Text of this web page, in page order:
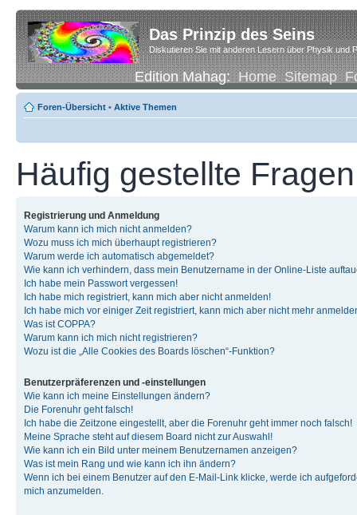
Das Prinzip des Seins
Diskutieren Sie mit anderen Lesern über Physik und
Edition Mahag:Home Sitemap
Foren-Übersicht • Aktive Themen
Häufig gestellte Fragen
Registrierung und Anmeldung
Warum kann ich mich nicht anmelden?
Wozu muss ich mich überhaupt registrieren?
Warum werde ich automatisch abgemeldet?
Wie kann ich verhindern, dass mein Benutzername in der Online-Liste
Ich habe mein Passwort vergessen!
Ich habe mich registriert, kann mich aber nicht anmelden!
Ich habe mich vor einiger Zeit registriert, kann mich aber nicht mehr
Was ist COPPA?
Warum kann ich mich nicht registrieren?
Wozu ist die „Alle Cookies des Boards löschen“-Funktion?
Benutzerpräferenzen und -einstellungen
Wie kann ich meine Einstellungen ändern?
Die Forenuhr geht falsch!
Ich habe die Zeitzone eingestellt, aber die Forenuhr geht immer noch falsch!
Meine Sprache steht auf diesem Board nicht zur Auswahl!
Wie kann ich ein Bild unter meinem Benutzernamen anzeigen?
Was ist mein Rang und wie kann ich ihn ändern?
Wenn ich bei einem Benutzer auf den E-Mail-Link klicke, werde ich
mich anzumelden.